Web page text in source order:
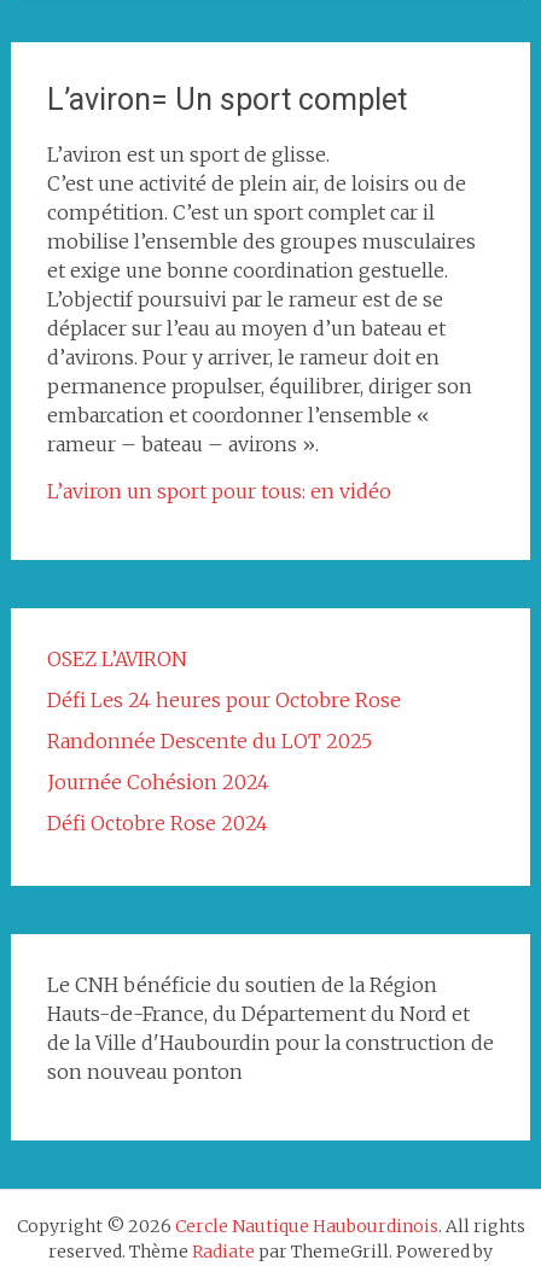
L’aviron= Un sport complet
L’aviron est un sport de glisse.
C’est une activité de plein air, de loisirs ou de
compétition. C’est un sport complet car il
mobilise l’ensemble des groupes musculaires
et exige une bonne coordination gestuelle.
L’objectif poursuivi par le rameur est de se
déplacer sur l’eau au moyen d’un bateau et
d’avirons. Pour y arriver, le rameur doit en
permanence propulser, équilibrer, diriger son
embarcation et coordonner l’ensemble «
rameur – bateau – avirons ».
L’aviron un sport pour tous: en vidéo
OSEZ L’AVIRON
Défi Les 24 heures pour Octobre Rose
Randonnée Descente du LOT 2025
Journée Cohésion 2024
Défi Octobre Rose 2024
Le CNH bénéficie du soutien de la Région
Hauts-de-France, du Département du Nord et
de la Ville d'Haubourdin pour la construction de
son nouveau ponton
Copyright © 2026 Cercle Nautique Haubourdinois. All rights
reserved. Thème Radiate par ThemeGrill. Powered by